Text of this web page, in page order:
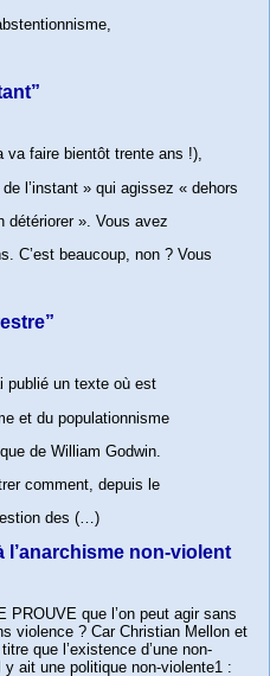
va faire bientôt trente ans !),
l’instant » qui agissez « dehors
détériorer ». Vous avez
C’est beaucoup, non ? Vous
publié un texte où est
et du populationnisme
de William Godwin.
comment, depuis le
des (…)
l’anarchisme non-violent
PROUVE que l’on peut agir sans
violence ? Car Christian Mellon et
que l’existence d’une non-
ait une politique non-violente1 :